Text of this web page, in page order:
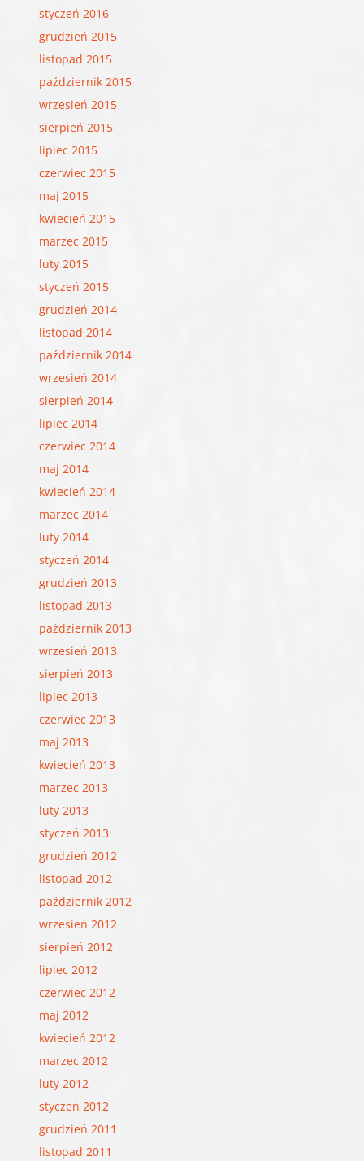
styczeń 2016
grudzień 2015
listopad 2015
październik 2015
wrzesień 2015
sierpień 2015
lipiec 2015
czerwiec 2015
maj 2015
kwiecień 2015
marzec 2015
luty 2015
styczeń 2015
grudzień 2014
listopad 2014
październik 2014
wrzesień 2014
sierpień 2014
lipiec 2014
czerwiec 2014
maj 2014
kwiecień 2014
marzec 2014
luty 2014
styczeń 2014
grudzień 2013
listopad 2013
październik 2013
wrzesień 2013
sierpień 2013
lipiec 2013
czerwiec 2013
maj 2013
kwiecień 2013
marzec 2013
luty 2013
styczeń 2013
grudzień 2012
listopad 2012
październik 2012
wrzesień 2012
sierpień 2012
lipiec 2012
czerwiec 2012
maj 2012
kwiecień 2012
marzec 2012
luty 2012
styczeń 2012
grudzień 2011
listopad 2011